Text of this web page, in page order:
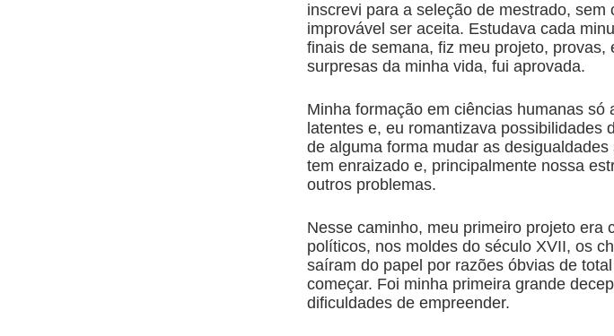
inscrevi para a seleção de mestrado,
improvável ser aceita. Estudava cada
finais de semana, fiz meu projeto,
surpresas da minha vida, fui aprovada.
Minha formação em ciências humanas só
latentes e, eu romantizava possibilidades
de alguma forma mudar as
tem enraizado e, principalmente nossa
outros problemas.
Nesse caminho, meu primeiro projeto era
políticos, nos moldes do século XVII, os
saíram do papel por razões óbvias de
começar. Foi minha primeira grande
dificuldades de empreender.